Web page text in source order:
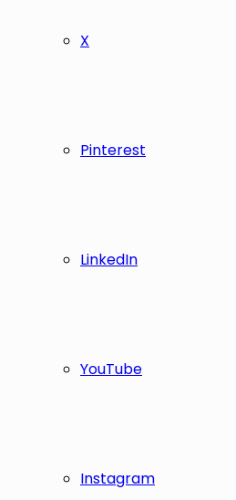
X
Pinterest
LinkedIn
YouTube
Instagram